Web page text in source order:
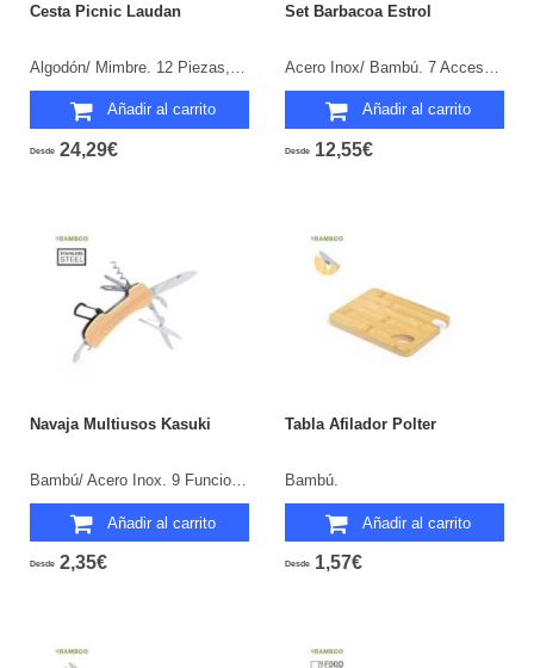
Cesta Picnic Laudan
Añadir al carrito
Desde 24,29€
Set Barbacoa Estrol
Añadir al carrito
Desde 12,55€
Navaja Multiusos Kasuki
Bambú/ Acero Inox. 9 Funciones.
Añadir al carrito
Desde 2,35€
Tabla Afilador Polter
Bambú.
Añadir al carrito
Desde 1,57€